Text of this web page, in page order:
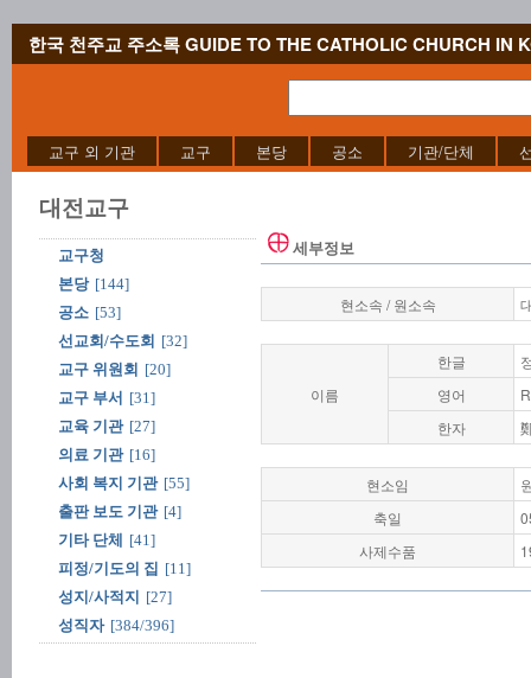
한국 천주교 주소록 GUIDE TO THE CATHOLIC CHURCH IN
교구 외 기관 교구 본당 공소 기관/단체
대전교구
교구청
본당 [144]
공소 [53]
선교회/수도회 [32]
교구 위원회 [20]
교구 부서 [31]
교육 기관 [27]
의료 기관 [16]
사회 복지 기관 [55]
출판 보도 기관 [4]
기타 단체
[41]
피정/기도의 집 [11]
성지/사적지
[27]
성직자 [384/396]
세부정보
현소속 / 원소속
이름
한글
영어
한자
현소임
축일
사제수품